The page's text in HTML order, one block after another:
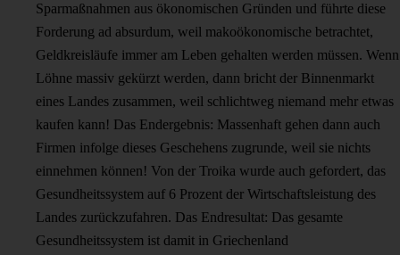
Sparmaßnahmen aus ökonomischen Gründen und führte diese
Forderung ad absurdum, weil makoökonomische betrachtet,
Geldkreisläufe immer am Leben gehalten werden müssen. Wenn
Löhne massiv gekürzt werden, dann bricht der Binnenmarkt
eines Landes zusammen, weil schlichtweg niemand mehr etwas
kaufen kann! Das Endergebnis: Massenhaft gehen dann auch
Firmen infolge dieses Geschehens zugrunde, weil sie nichts
einnehmen können! Von der Troika wurde auch gefordert, das
Gesundheitssystem auf 6 Prozent der Wirtschaftsleistung des
Landes zurückzufahren. Das Endresultat: Das gesamte
Gesundheitssystem ist damit in Griechenland